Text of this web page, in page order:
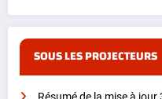
SOUS LES PROJECTEURS